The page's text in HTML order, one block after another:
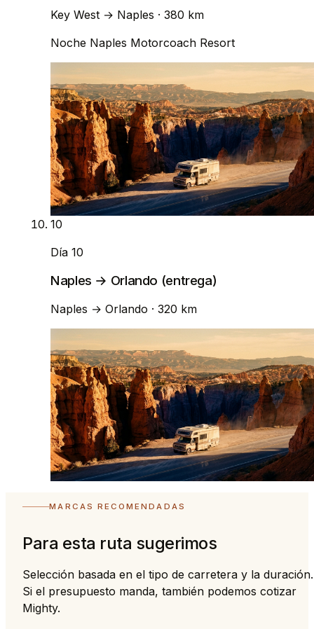
Key West → Naples · 380 km
Noche Naples Motorcoach Resort
10
Día 10
Naples → Orlando (entrega)
Naples → Orlando · 320 km
MARCAS RECOMENDADAS
Para esta ruta sugerimos
Selección basada en el tipo de carretera y la duración.
Si el presupuesto manda, también podemos cotizar
Mighty.